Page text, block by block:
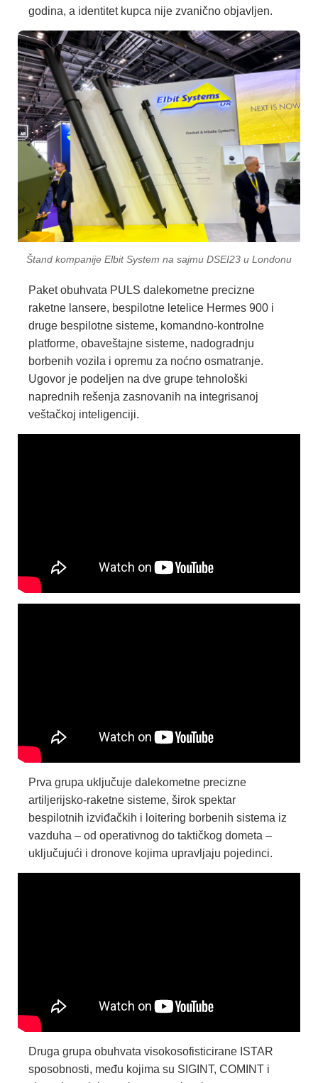
godina, a identitet kupca nije zvanično objavljen.
Štand kompanije Elbit System na sajmu DSEI23 u Londonu
Paket obuhvata PULS dalekometne precizne
raketne lansere, bespilotne letelice Hermes 900 i
druge bespilotne sisteme, komandno-kontrolne
platforme, obaveštajne sisteme, nadogradnju
borbenih vozila i opremu za noćno osmatranje.
Ugovor je podeljen na dve grupe tehnološki
naprednih rešenja zasnovanih na integrisanoj
veštačkoj inteligenciji.
Prva grupa uključuje dalekometne precizne
artiljerijsko-raketne sisteme, širok spektar
bespilotnih izviđačkih i loitering borbenih sistema iz
vazduha – od operativnog do taktičkog dometa –
uključujući i dronove kojima upravljaju pojedinci.
Druga grupa obuhvata visokosofisticirane ISTAR
sposobnosti, među kojima su SIGINT, COMINT i